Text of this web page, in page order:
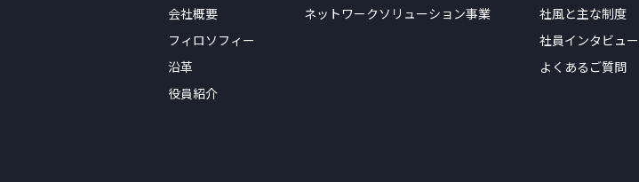
会社概要
フィロソフィー
沿革
役員紹介
ネットワークソリューション事業
社風と主な制度
社員インタビュー
よくあるご質問